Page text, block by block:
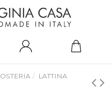
OSTERIA
LATTINA